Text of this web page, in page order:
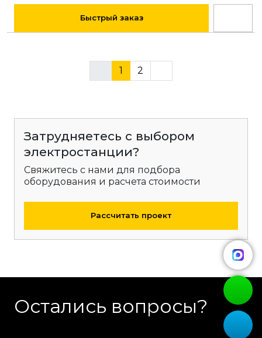
Быстрый заказ
1 2
Затрудняетесь с выбором
электростанции?
Свяжитесь с нами для подбора
оборудования и расчета стоимости
Рассчитать проект
Остались вопросы?